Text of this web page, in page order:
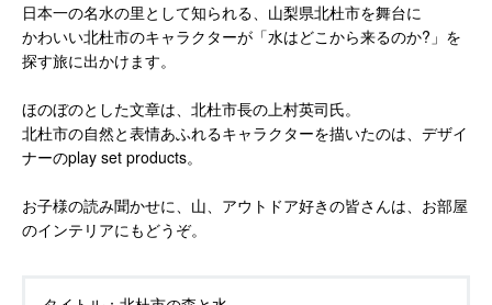
日本一の名水の里として知られる、山梨県北杜市を舞台に
かわいい北杜市のキャラクターが「水はどこから来るのか?」を
探す旅に出かけます。
ほのぼのとした文章は、北杜市長の上村英司氏。
北杜市の自然と表情あふれるキャラクターを描いたのは、デザイ
ナーのplay set products。
お子様の読み聞かせに、山、アウトドア好きの皆さんは、お部屋
のインテリアにもどうぞ。